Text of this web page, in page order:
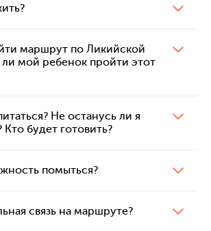
маршрут по Ликийской
мой ребенок пройти этот
Не останусь ли я
будет готовить?
помыться?
связь на маршруте?